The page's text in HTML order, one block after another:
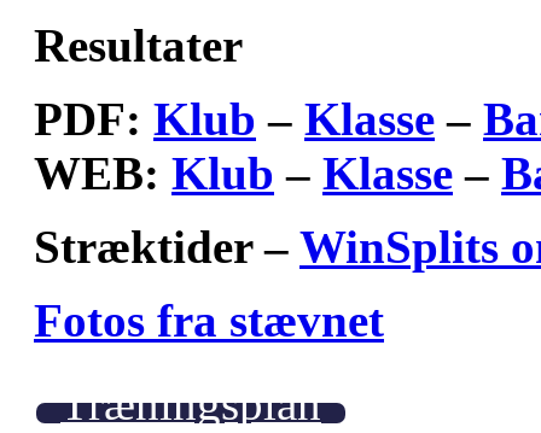
Resultater
PDF: Klub – Klasse –
WEB: Klub – Klasse –
Stræktider – WinSplits
Fotos fra stævnet
Træningsplan